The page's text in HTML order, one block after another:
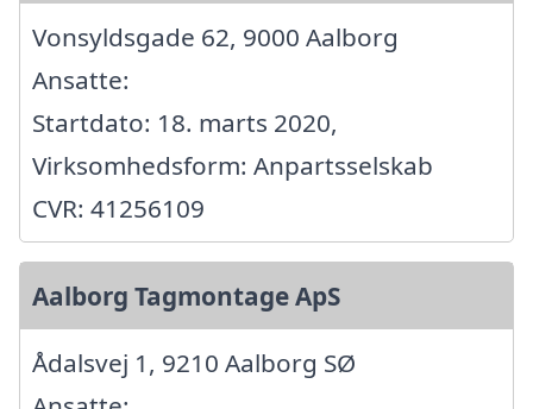
Vonsyldsgade 62, 9000 Aalborg
Ansatte:
Startdato: 18. marts 2020,
Virksomhedsform: Anpartsselskab
CVR: 41256109
Aalborg Tagmontage ApS
Ådalsvej 1, 9210 Aalborg SØ